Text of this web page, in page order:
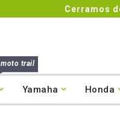
Cerramos
moto trail
Yamaha Honda